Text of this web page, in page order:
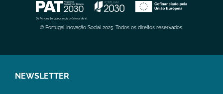
© Portugal Inovação Social 2025. Todos os direitos reservados.
NEWSLETTER